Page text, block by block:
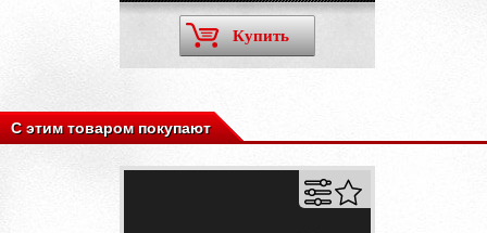
Купить
С этим товаром покупают